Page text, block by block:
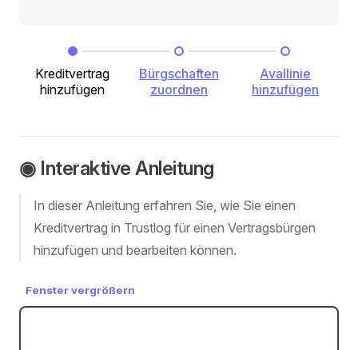
Kreditvertrag
hinzufügen
Bürgschaften
zuordnen
Avallinie
hinzufügen
◉ Interaktive Anleitung
In dieser Anleitung erfahren Sie, wie Sie einen
Kreditvertrag in Trustlog für einen Vertragsbürgen
hinzufügen und bearbeiten können.
Fenster vergrößern